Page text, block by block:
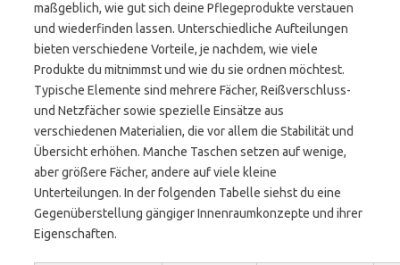
maßgeblich, wie gut sich deine Pflegeprodukte verstauen
und wiederfinden lassen. Unterschiedliche Aufteilungen
bieten verschiedene Vorteile, je nachdem, wie viele
Produkte du mitnimmst und wie du sie ordnen möchtest.
Typische Elemente sind mehrere Fächer, Reißverschluss-
und Netzfächer sowie spezielle Einsätze aus
verschiedenen Materialien, die vor allem die Stabilität und
Übersicht erhöhen. Manche Taschen setzen auf wenige,
aber größere Fächer, andere auf viele kleine
Unterteilungen. In der folgenden Tabelle siehst du eine
Gegenüberstellung gängiger Innenraumkonzepte und ihrer
Eigenschaften.